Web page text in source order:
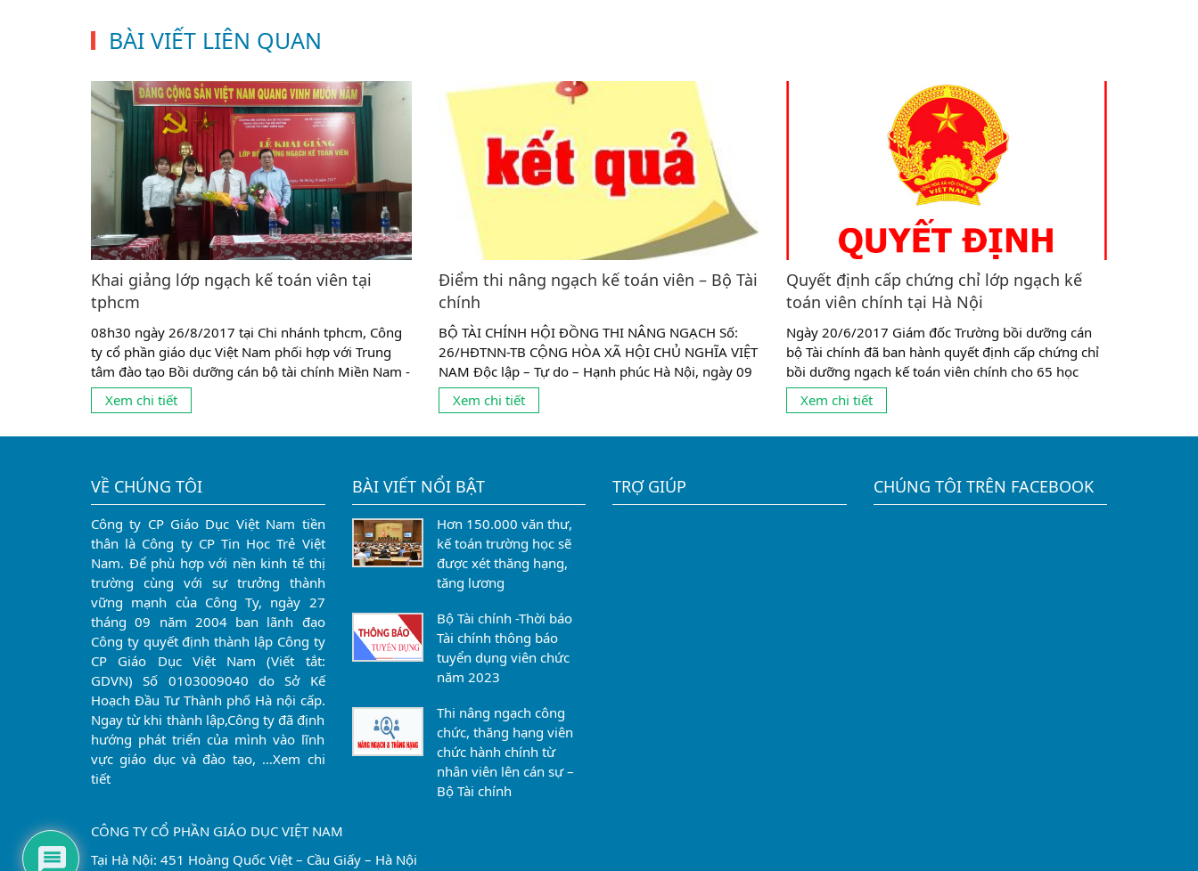
BÀI VIẾT LIÊN QUAN
Khai giảng lớp ngạch kế toán viên tại
tphcm
08h30 ngày 26/8/2017 tại Chi nhánh tphcm, Công
ty cổ phần giáo dục Việt Nam phối hợp với Trung
tâm đào tạo Bồi dưỡng cán bộ tài chính Miền Nam -
Trường Bồi dưỡng cán bộ Tài chính tổ chức Lễ Khai
giảng lớp ngạch Kế toán viên tại tphcm cho các cán
Xem chi tiết
Điểm thi nâng ngạch kế toán viên – Bộ Tài
chính
BỘ TÀI CHÍNH HỘI ĐỒNG THI NÂNG NGẠCH Số:
26/HĐTNN-TB CỘNG HÒA XÃ HỘI CHỦ NGHĨA VIỆT
NAM Độc lập – Tự do – Hạnh phúc Hà Nội, ngày 09
tháng 12 năm 2016 THÔNG BÁO Điểm thi nâng
ngạch kế toán viên năm 2014 Căn cứ Quyết định
Xem chi tiết
Quyết định cấp chứng chỉ lớp ngạch kế
toán viên chính tại Hà Nội
Ngày 20/6/2017 Giám đốc Trường bồi dưỡng cán
bộ Tài chính đã ban hành quyết định cấp chứng chỉ
bồi dưỡng ngạch kế toán viên chính cho 65 học
viên đã có thành tích tốt trong tham gia học tập và
rèn luyện hơn 03 tháng tại Hà Nội Khóa học được tổ
Xem chi tiết
VỀ CHÚNG TÔI
Công ty CP Giáo Dục Việt Nam tiền
thân là Công ty CP Tin Học Trẻ Việt
Nam. Để phù hợp với nền kinh tế thị
trường cùng với sự trưởng thành
vững mạnh của Công Ty, ngày 27
tháng 09 năm 2004 ban lãnh đạo
Công ty quyết định thành lập Công ty
CP Giáo Dục Việt Nam (Viết tắt:
GDVN) Số 0103009040 do Sở Kế
Hoạch Đầu Tư Thành phố Hà nội cấp.
Ngay từ khi thành lập,Công ty đã định
hướng phát triển của mình vào lĩnh
vực giáo dục và đào tạo, …Xem chi
tiết
BÀI VIẾT NỔI BẬT
Hơn 150.000 văn thư,
kế toán trường học sẽ
được xét thăng hạng,
tăng lương
Bộ Tài chính -Thời báo
Tài chính thông báo
tuyển dụng viên chức
năm 2023
Thi nâng ngạch công
chức, thăng hạng viên
chức hành chính từ
nhân viên lên cán sự –
Bộ Tài chính
TRỢ GIÚP CHÚNG TÔI TRÊN FACEBOOK
CÔNG TY CỔ PHẦN GIÁO DỤC VIỆT NAM
Tại Hà Nội: 451 Hoàng Quốc Việt – Cầu Giấy – Hà Nội